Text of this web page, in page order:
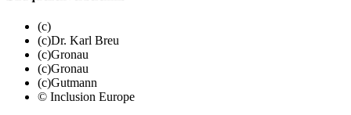
(c)
(c)Dr. Karl Breu
(c)Gronau
(c)Gronau
(c)Gutmann
© Inclusion Europe